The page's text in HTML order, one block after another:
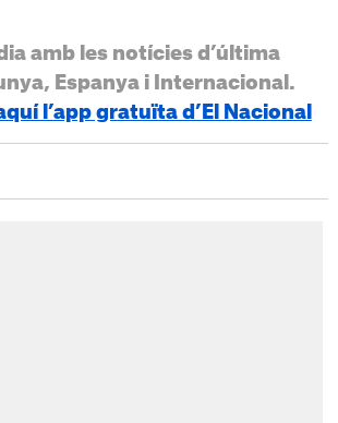
amb les notícies d’última
Espanya i Internacional.
l’app gratuïta d’El Nacional